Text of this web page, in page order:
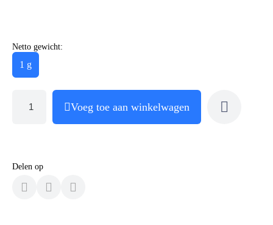
Netto gewicht:
1 g
Voeg toe aan winkelwagen
Delen op